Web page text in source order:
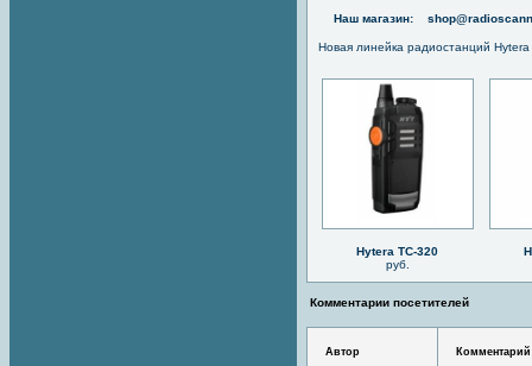
Наш магазин:
Новая линейка радиостанций
Hytera TC-320
руб.
Комментарии посетителей
Автор Комментарий